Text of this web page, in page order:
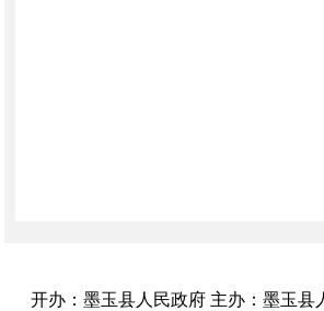
开办：墨玉县人民政府 主办：墨玉县